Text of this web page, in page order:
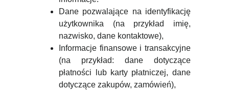
Dane pozwalające na identyfikację
użytkownika (na przykład imię,
nazwisko, dane kontaktowe),
Informacje finansowe i transakcyjne
(na przykład: dane dotyczące
płatności lub karty płatniczej, dane
dotyczące zakupów, zamówień),